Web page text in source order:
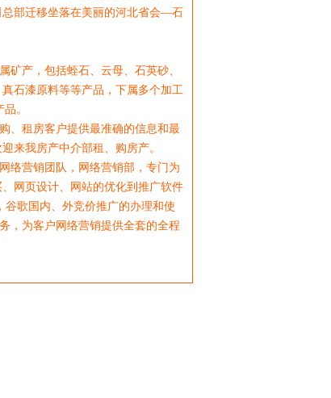
总部迁移坐落在美丽的河北省会—石
产，包括蛭石、云母、石英砂、
石漆原料等等产品，下属多个加工
。
、租房客户提供最准确的信息和最
来我房产中介部租、购房产。
营销团队，网络营销部，专门为
网页设计、网站的优化到推广软件
歌国内、外竞价推广的办理和使
，为客户网络营销提供全套的全程